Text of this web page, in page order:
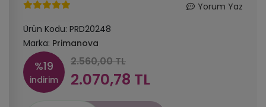
Yorum Yaz
Ürün Kodu: PRD20248
Marka: Primanova
%19
indirim
2.560,00 TL
2.070,78 TL